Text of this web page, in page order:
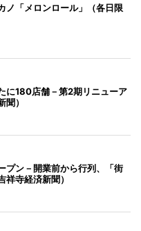
ノ「メロンロール」（各日限
に180店舗－第2期リニューア
）
プン－開業前から行列、「街
祥寺経済新聞）